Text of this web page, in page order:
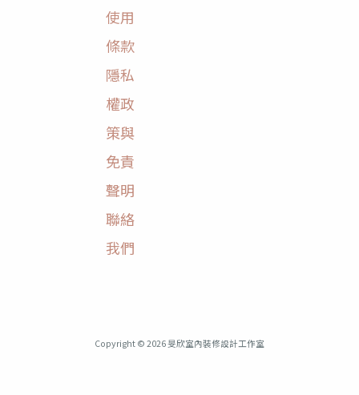
使用
條款
隱私
權政
策與
免責
聲明
聯絡
我們
Copyright © 2026 旻欣室內裝修設計工作室